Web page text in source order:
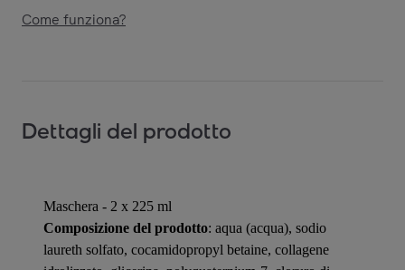
Come funziona?
Dettagli del prodotto
Maschera - 2 x 225 ml
Composizione del prodotto: aqua (acqua), sodio
laureth solfato, cocamidopropyl betaine, collagene